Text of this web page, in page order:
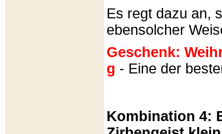
Es regt dazu an,
ebensolcher
Geschenk:
g - Eine der
Kombination 4: